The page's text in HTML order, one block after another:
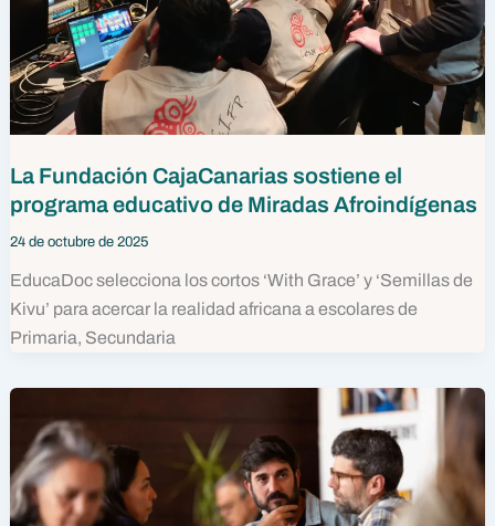
La Fundación CajaCanarias sostiene el
programa educativo de Miradas Afroindígenas
24 de octubre de 2025
EducaDoc selecciona los cortos ‘With Grace’ y ‘Semillas de
Kivu’ para acercar la realidad africana a escolares de
Primaria, Secundaria